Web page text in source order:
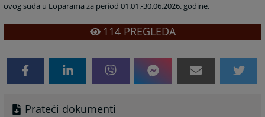
ovog suda u Loparama za period 01.01.-30.06.2026. godine.
114PREGLEDA
Prateći dokumenti